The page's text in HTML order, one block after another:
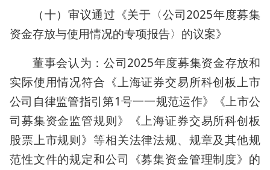
（十）审议通过《关于〈公司2025年度募集
资金存放与使用情况的专项报告〉的议案》
董事会认为：公司2025年度募集资金存放和
实际使用情况符合《上海证券交易所科创板上市
公司自律监管指引第1号一一规范运作》《上市公
司募集资金监管规则》《上海证券交易所科创板
股票上市规则》等相关法律法规、规章及其他规
范性文件的规定和公司《募集资金管理制度》的